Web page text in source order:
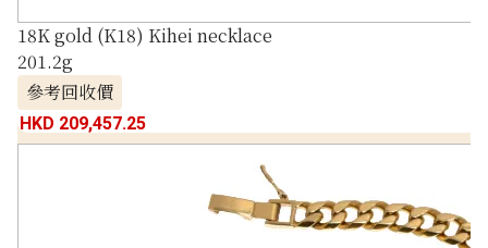
18K gold (K18) Kihei necklace
201.2g
參考回收價
HKD 209,457.25